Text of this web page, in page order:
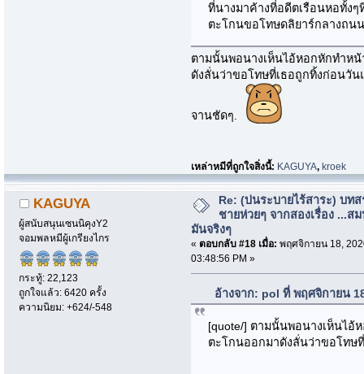
ที่นางมาค้างที่อดีตเรือนหอทั้งๆ
ตะโกนขอโทษดลิยาร์กลางถน
ตามนั้นพอนางเห็นไอ้หอกหักทำห
ดังลั่นว่าขอโทษที่เธอถูกทิ้งก่อนวั
จานชัดๆ.
เหล่าหมีที่ถูกใจสิ่งนี้: KAGUYA, kroek
KAGUYA
ผู้สนับสนุนเซนนิคุงY2
จอมพลหมีผู้เกรียงไกร
กระทู้: 22,123
ถูกใจแล้ว: 6420 ครั้ง
ความนิยม: +624/-548
Re: (บ่นระบายไร้สาระ) บท
ชายห่วยๆ จากสองเรื่อง ...ส
มันจริงๆ
« ตอบกลับ #18 เมื่อ: พฤศจิกายน 18,
03:48:56 PM »
อ้างจาก: pol ที่ พฤศจิกายน
[quote/] ตามนั้นพอนางเห็นไอ้
ตะโกนออกมาดังลั่นว่าขอโทษ